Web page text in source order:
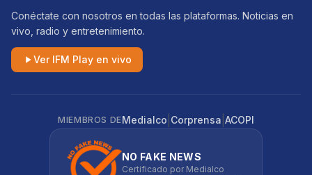
Conéctate con nosotros en todas las plataformas. Noticias en
vivo, radio y entretenimiento.
Ver IFM Play en vivo
MIEMBROS DE Medialco Corprensa ACOPI
NO FAKE NEWS
Certificado por Medialco